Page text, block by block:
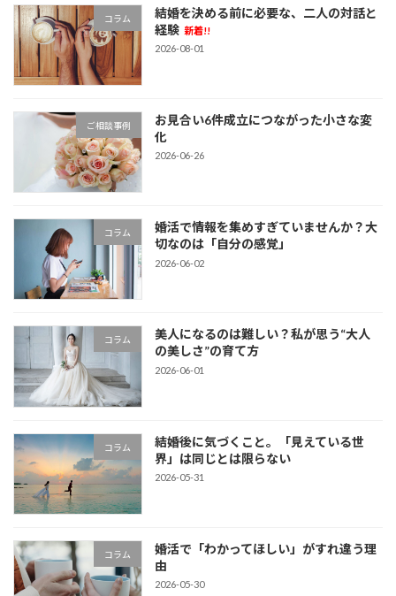
コラム
結婚を決める前に必要な、二人の対話と
経験 新着!!
2026-08-01
ご相談事例
お見合い6件成立につながった小さな変
化
2026-06-26
コラム
婚活で情報を集めすぎていませんか？大
切なのは「自分の感覚」
2026-06-02
コラム
美人になるのは難しい？私が思う“大人
の美しさ”の育て方
2026-06-01
コラム
結婚後に気づくこと。「見えている世
界」は同じとは限らない
2026-05-31
コラム
婚活で「わかってほしい」がすれ違う理
由
2026-05-30